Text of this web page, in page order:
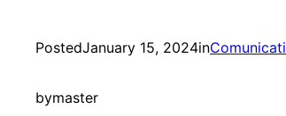
PostedJanuary 15, 2024inComunicati
bymaster